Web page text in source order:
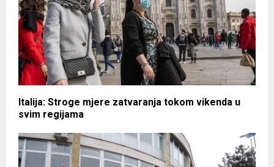
Italija: Stroge mjere zatvaranja tokom vikenda u
svim regijama